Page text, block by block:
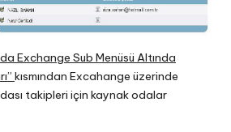
Exchange Sub Menüsü Altında
kısmından Excahange üzerinde
takipleri için kaynak odalar